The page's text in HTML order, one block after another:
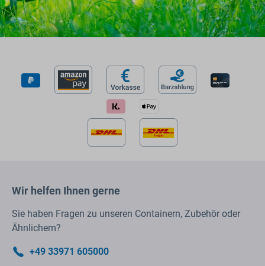
Wir helfen Ihnen gerne
Sie haben Fragen zu unseren Containern, Zubehör oder
Ähnlichem?
+49 33971 605000